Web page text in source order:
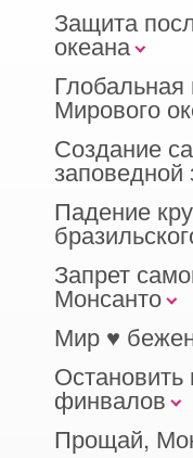
Защита
океана
Мирового
Создание
Падение
Запрет
Монсанто
Мир ♥
Остановить
финвалов
Прощай,